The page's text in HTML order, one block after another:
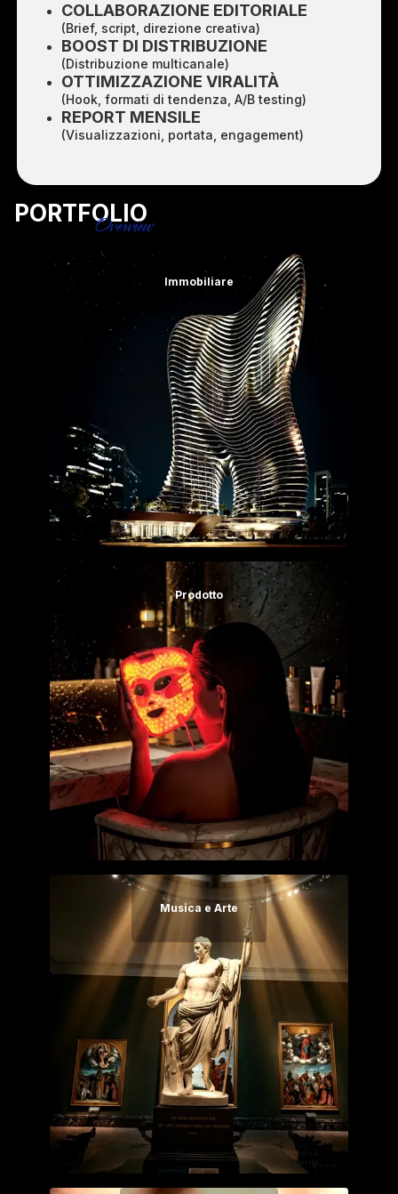
COLLABORAZIONE EDITORIALE
(Brief, script, direzione creativa)
BOOST DI DISTRIBUZIONE
(Distribuzione multicanale)
OTTIMIZZAZIONE VIRALITÀ
(Hook, formati di tendenza, A/B testing)
REPORT MENSILE
(Visualizzazioni, portata, engagement)
PORTFOLIO
Overview
Immobiliare
Prodotto
Musica e Arte